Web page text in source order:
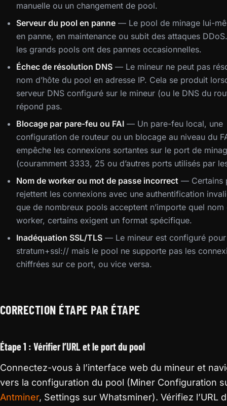
manuelle ou un changement de pool.
Serveur du pool en panne — Le pool de minage lui-
en panne, en maintenance ou subit des attaques
les grands pools ont des pannes occasionnelles.
Échec de résolution DNS — Le mineur ne peut pas
nom d’hôte du pool en adresse IP. Cela se produit
serveur DNS configuré sur le mineur (ou le DNS du
répond pas.
Blocage par pare-feu ou FAI — Un pare-feu local, une
configuration de routeur ou un blocage au niveau du
empêche les connexions sortantes sur le port de
(couramment 3333, 25 ou d’autres ports utilisés par
Nom de worker ou mot de passe incorrect — Certains
rejettent les connexions avec une authentification
que de nombreux pools acceptent n’importe quel nom
worker, certains exigent un format spécifique.
Inadéquation SSL/TLS — Le mineur est configuré pour
stratum+ssl:// mais le pool ne supporte pas les
chiffrées sur ce port, ou vice versa.
CORRECTION ÉTAPE PAR ÉTAPE
Étape 1 : Vérifier l’URL et le port du pool
Connectez-vous à l’interface web du mineur et
vers la configuration du pool (Miner Configuration
Antminer, Settings sur Whatsminer). Vérifiez l’URL